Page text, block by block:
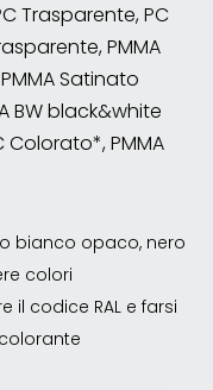
Trasparente, PC
PMMA
Satinato
BW black&white
Colorato*, PMMA
bianco opaco, nero
colori
il codice RAL e farsi